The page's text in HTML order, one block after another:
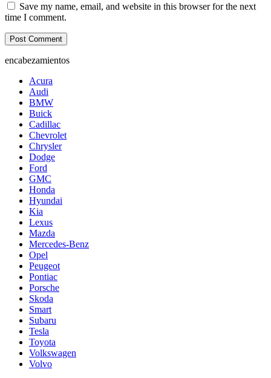
Save my name, email, and website in this browser for the next
time I comment.
encabezamientos
Acura
Audi
BMW
Buick
Cadillac
Chevrolet
Chrysler
Dodge
Ford
GMC
Honda
Hyundai
Kia
Lexus
Mazda
Mercedes-Benz
Opel
Peugeot
Pontiac
Porsche
Skoda
Smart
Subaru
Tesla
Toyota
Volkswagen
Volvo